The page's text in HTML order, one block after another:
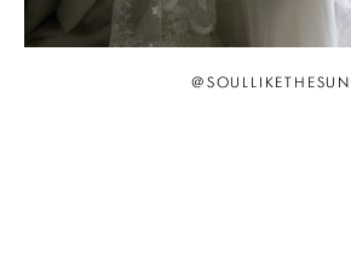
@SOULLIKETHESUN